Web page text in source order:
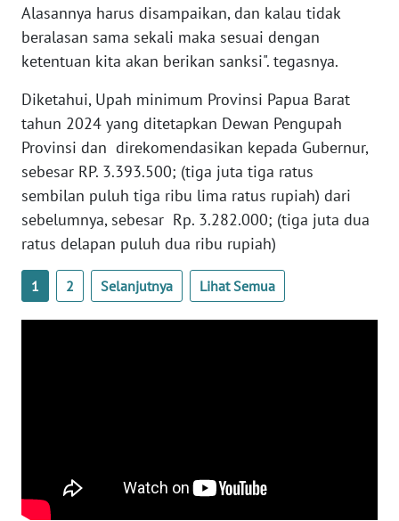
Alasannya harus disampaikan, dan kalau tidak
beralasan sama sekali maka sesuai dengan
ketentuan kita akan berikan sanksi". tegasnya.
Diketahui, Upah minimum Provinsi Papua Barat
tahun 2024 yang ditetapkan Dewan Pengupah
Provinsi dan direkomendasikan kepada Gubernur,
sebesar RP. 3.393.500; (tiga juta tiga ratus
sembilan puluh tiga ribu lima ratus rupiah) dari
sebelumnya, sebesar Rp. 3.282.000; (tiga juta dua
ratus delapan puluh dua ribu rupiah)
1 2 Selanjutnya Lihat Semua
WN
WN
SULBAR
BABEL
WN
SUMBAR
WN
JATENG